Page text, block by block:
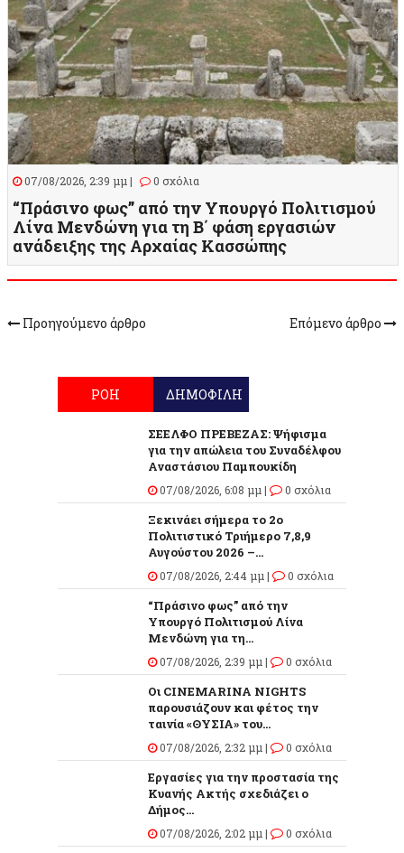
07/08/2026, 2:39 μμ | 0 σχόλια
“Πράσινο φως” από την Υπουργό Πολιτισμού
Λίνα Μενδώνη για τη Β΄ φάση εργασιών
ανάδειξης της Αρχαίας Κασσώπης
Προηγούμενο άρθρο Επόμενο άρθρο
ΡΟΗ ΔΗΜΟΦΙΛΗ
ΣΕΕΛΦΟ ΠΡΕΒΕΖΑΣ: Ψήφισμα
για την απώλεια του Συναδέλφου
Αναστάσιου Παμπουκίδη
07/08/2026, 6:08 μμ | 0 σχόλια
Ξεκινάει σήμερα το 2ο
Πολιτιστικό Τριήμερο 7,8,9
Αυγούστου 2026 –...
07/08/2026, 2:44 μμ | 0 σχόλια
“Πράσινο φως” από την
Υπουργό Πολιτισμού Λίνα
Μενδώνη για τη...
07/08/2026, 2:39 μμ | 0 σχόλια
Οι CINEMARINA NIGHTS
παρουσιάζουν και φέτος την
ταινία «ΘΥΣΙΑ» του...
07/08/2026, 2:32 μμ | 0 σχόλια
Εργασίες για την προστασία της
Κυανής Ακτής σχεδιάζει ο
Δήμος...
07/08/2026, 2:02 μμ | 0 σχόλια